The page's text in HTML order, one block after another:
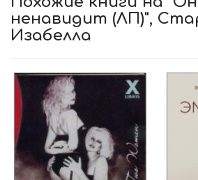
ненавидит (ЛП)",
Изабелла